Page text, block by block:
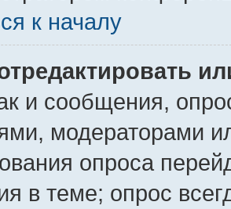
к началу
и сообщения,
модераторами
опроса
в теме; опрос